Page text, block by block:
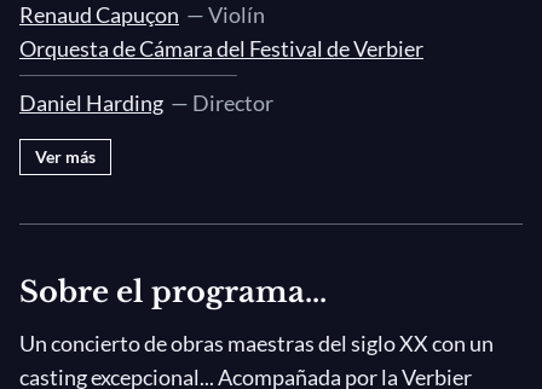
Renaud Capuçon — Violín
Orquesta de Cámara del Festival de Verbier
Daniel Harding — Director
Ver más
Sobre el programa...
Un concierto de obras maestras del siglo XX con un
casting excepcional... Acompañada por la Verbier